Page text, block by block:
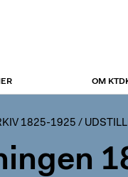
OM
1825-1925 /